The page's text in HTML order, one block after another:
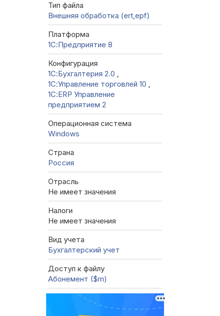
Тип файла
Внешняя обработка (ert,epf)
Платформа
1С:Предприятие 8
Конфигурация
1С:Бухгалтерия 2.0 ,
1С:Управление торговлей 10 ,
1С:ERP Управление
предприятием 2
Операционная система
Windows
Страна
Россия
Отрасль
Не имеет значения
Налоги
Не имеет значения
Вид учета
Бухгалтерский учет
Доступ к файлу
Абонемент ($m)